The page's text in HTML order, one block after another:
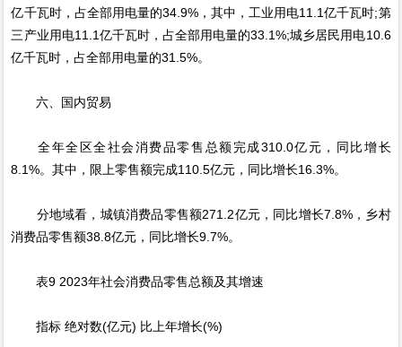
亿千瓦时，占全部用电量的34.9%，其中，工业用电11.1亿千瓦时;第
三产业用电11.1亿千瓦时，占全部用电量的33.1%;城乡居民用电10.6
亿千瓦时，占全部用电量的31.5%。
六、国内贸易
全年全区全社会消费品零售总额完成310.0亿元，同比增长
8.1%。其中，限上零售额完成110.5亿元，同比增长16.3%。
分地域看，城镇消费品零售额271.2亿元，同比增长7.8%，乡村
消费品零售额38.8亿元，同比增长9.7%。
表9 2023年社会消费品零售总额及其增速
指标 绝对数(亿元) 比上年增长(%)